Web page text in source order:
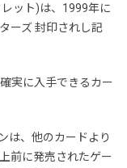
ット)は、1999年に
ーズ 封印されし記
実に入手できるカー
は、他のカードより
前に発売されたゲー